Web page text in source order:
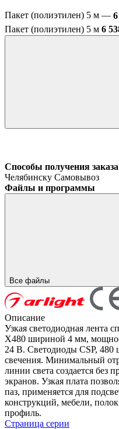
Пакет (полиэтилен) 5 м —
Пакет (полиэтилен) 5 м 6
Способы получения заказа
Челябинску Самовывоз
Файлы и программы
Все файлы
Описание
Узкая светодиодная лента
X480 шириной 4 мм,
24 В. Светодиоды CSP, 480
свечения. Минимальный
линии света создается без
экранов. Узкая плата
паз, применяется для
конструкций, мебели,
профиль.
Страница серии